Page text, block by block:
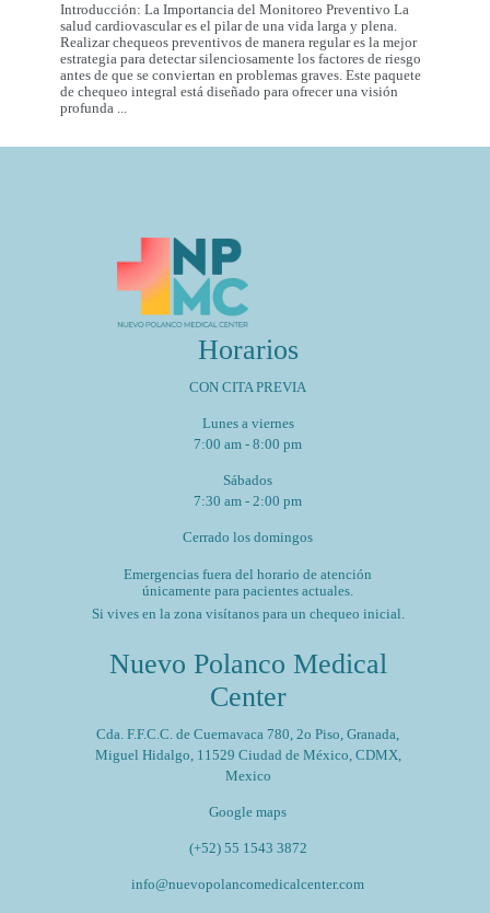
Introducción: La Importancia del Monitoreo Preventivo La
salud cardiovascular es el pilar de una vida larga y plena.
Realizar chequeos preventivos de manera regular es la mejor
estrategia para detectar silenciosamente los factores de riesgo
antes de que se conviertan en problemas graves. Este paquete
de chequeo integral está diseñado para ofrecer una visión
profunda ...
Estudio
tu
Corazón
Bienestar
Horarios
CON CITA PREVIA
Lunes a viernes
7:00 am - 8:00 pm
Sábados
7:30 am - 2:00 pm
Cerrado los domingos
Emergencias fuera del horario de atención
únicamente para pacientes actuales.
Si vives en la zona visítanos para un chequeo inicial.
Nuevo Polanco Medical
Center
Cda. F.F.C.C. de Cuernavaca 780, 2o Piso, Granada,
Miguel Hidalgo, 11529 Ciudad de México, CDMX,
Mexico
Google maps
(+52) 55 1543 3872
info@nuevopolancomedicalcenter.com